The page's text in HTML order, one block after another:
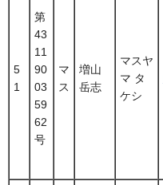
5
1
第
43
11
90
03
59
62
号
マ
ス
増山
岳志
マスヤ
マ タ
ケシ